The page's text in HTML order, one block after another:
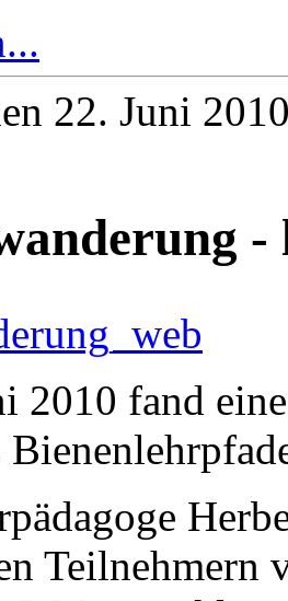
22. Juni
-
2010 fand
Teilnehmern